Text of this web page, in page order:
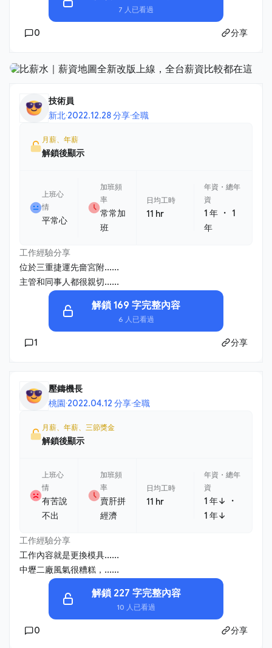
7 人已看過
0 分享
技術員
新北·2022.12.28 分享·全職
月薪、年薪
解鎖後顯示
上班心
情
平常心
加班頻
率
常常加
班
日均工時
11 hr
年資・總年
資
1 年 ・1
年
工作經驗分享
位於三重捷運先嗇宮附......
主管和同事人都很親切......
解鎖 169 字完整內容
6 人已看過
1 分享
壓鑄機長
桃園·2022.04.12 分享·全職
月薪、年薪、三節獎金
解鎖後顯示
上班心
情
有苦說
不出
加班頻
率
賣肝拼
經濟
日均工時
11 hr
年資・總年
資
1 年↓ ・
1 年↓
工作經驗分享
工作內容就是更換模具......
中壢二廠風氣很糟糕，......
解鎖 227 字完整內容
10 人已看過
0 分享